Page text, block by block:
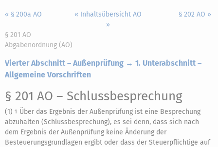
« § 200a AO
« Inhaltsübersicht AO
»
§ 202 AO »
§ 201 AO
Abgabenordnung (AO)
Vierter Abschnitt – Außenprüfung → 1. Unterabschnitt –
Allgemeine Vorschriften
§ 201 AO – Schlussbesprechung
(1) 1 Über das Ergebnis der Außenprüfung ist eine Besprechung
abzuhalten (Schlussbesprechung), es sei denn, dass sich nach
dem Ergebnis der Außenprüfung keine Änderung der
Besteuerungsgrundlagen ergibt oder dass der Steuerpflichtige auf